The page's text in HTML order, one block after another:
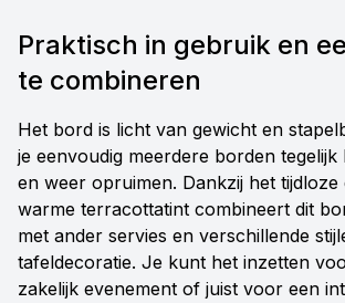
Praktisch in gebruik en
te combineren
Het bord is licht van gewicht en
je eenvoudig meerdere borden
en weer opruimen. Dankzij het tijdloze
warme terracottatint combineert dit
met ander servies en verschillende
tafeldecoratie. Je kunt het inzetten
zakelijk evenement of juist voor een